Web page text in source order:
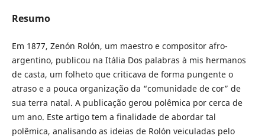
Resumo
Em 1877, Zenón Rolón, um maestro e compositor afro-
argentino, publicou na Itália Dos palabras à mis hermanos
de casta, um folheto que criticava de forma pungente o
atraso e a pouca organização da “comunidade de cor” de
sua terra natal. A publicação gerou polêmica por cerca de
um ano. Este artigo tem a finalidade de abordar tal
polêmica, analisando as ideias de Rolón veiculadas pelo